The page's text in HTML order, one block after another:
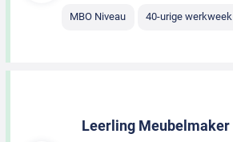
MBO Niveau 40-urige werkweek
Leerling Meubelmaker